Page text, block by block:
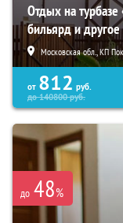
Отдых на турбазе
бильярд и другое
Московская обл., КП
от 812 руб.
до140800руб.
до 48%